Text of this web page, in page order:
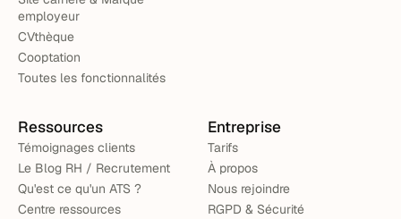
employeur
CVthèque
Cooptation
Toutes les fonctionnalités
Ressources
Témoignages clients
Le Blog RH / Recrutement
Qu'est ce qu'un ATS ?
Centre ressources
Entreprise
Tarifs
À propos
Nous rejoindre
RGPD & Sécurité